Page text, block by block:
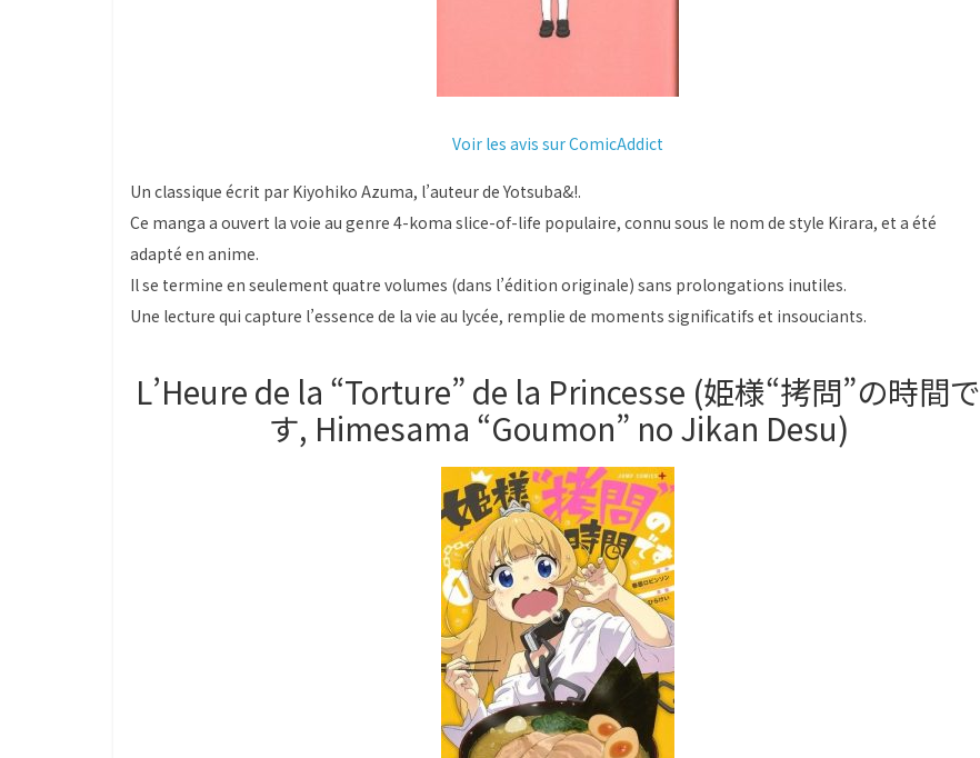
Voir les avis sur ComicAddict
Un classique écrit par Kiyohiko Azuma, l’auteur de Yotsuba&!.
Ce manga a ouvert la voie au genre 4-koma slice-of-life populaire, connu sous le nom de style Kirara, et a été
adapté en anime.
Il se termine en seulement quatre volumes (dans l’édition originale) sans prolongations inutiles.
Une lecture qui capture l’essence de la vie au lycée, remplie de moments significatifs et insouciants.
L’Heure de la “Torture” de la Princesse (姫様“拷問”の時間で
す, Himesama “Goumon” no Jikan Desu)